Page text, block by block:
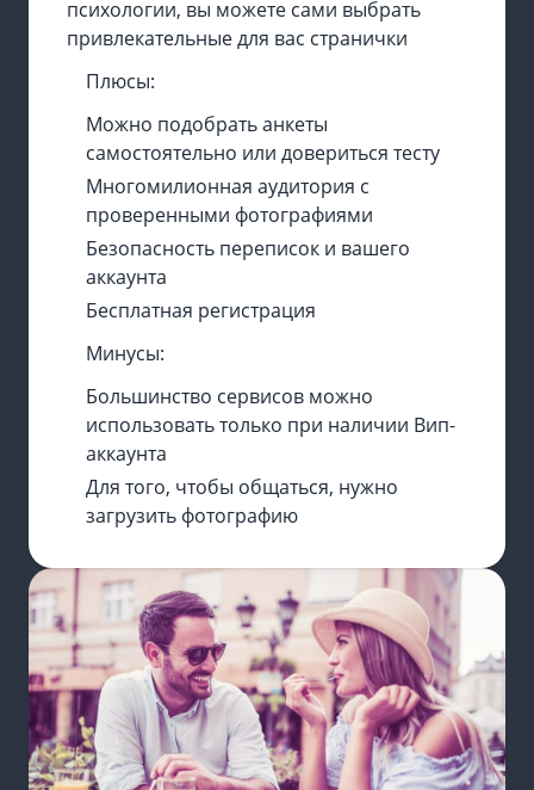
психологии, вы можете сами выбрать
привлекательные для вас странички
Плюсы:
Можно подобрать анкеты
самостоятельно или довериться тесту
Многомилионная аудитория с
проверенными фотографиями
Безопасность переписок и вашего
аккаунта
Бесплатная регистрация
Минусы:
Большинство сервисов можно
использовать только при наличии Вип-
аккаунта
Для того, чтобы общаться, нужно
загрузить фотографию